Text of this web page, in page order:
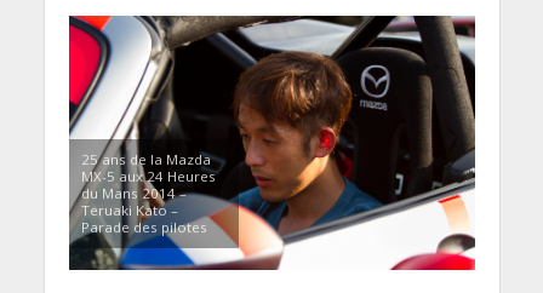
25 ans de la Mazda
MX-5 aux 24 Heures
du Mans 2014 –
Teruaki Kato –
Parade des pilotes